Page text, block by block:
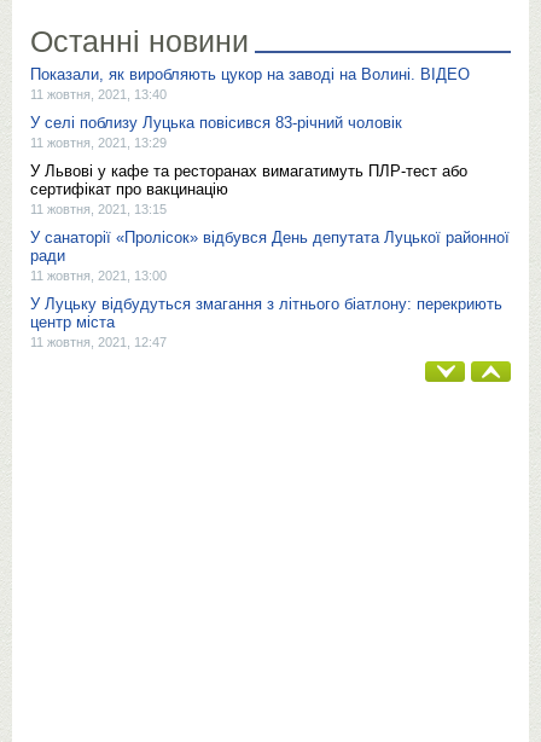
Останні новини
Показали, як виробляють цукор на заводі на Волині. ВІДЕО
11 жовтня, 2021, 13:40
У селі поблизу Луцька повісився 83-річний чоловік
11 жовтня, 2021, 13:29
У Львові у кафе та ресторанах вимагатимуть ПЛР-тест або
сертифікат про вакцинацію
11 жовтня, 2021, 13:15
У санаторії «Пролісок» відбувся День депутата Луцької районної
ради
11 жовтня, 2021, 13:00
У Луцьку відбудуться змагання з літнього біатлону: перекриють
центр міста
11 жовтня, 2021, 12:47